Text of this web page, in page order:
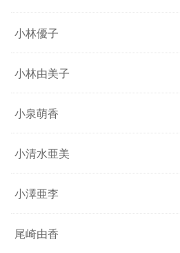
小林優子
小林由美子
小泉萌香
小清水亜美
小澤亜李
尾崎由香